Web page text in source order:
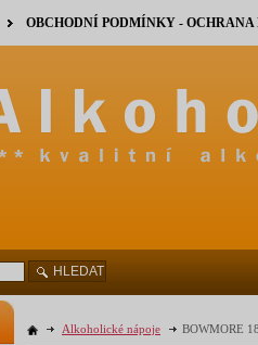
Alkoholické nápoje BOWMORE
OBCHODNÍ PODMÍNKY -
HLEDAT